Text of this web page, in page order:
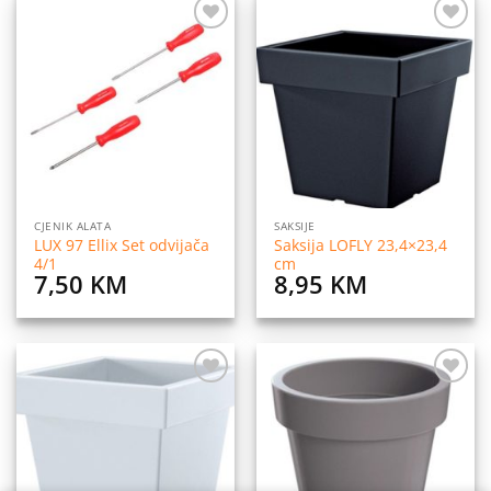
Dodaj
na
listu
CJENIK ALATA
LUX 97 Ellix Set odvijača
4/1
7,50 KM
Dodaj
listu
želja
SAKSIJE
Saksija LOFLY 23,4×23,4
cm
8,95 KM
Dodaj
na
listu
želja